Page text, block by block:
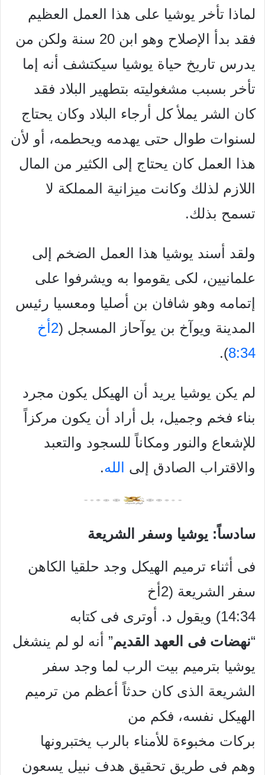
لماذا تأخر يوشيا على هذا العمل العظيم
فقد بدأ الإصلاح وهو ابن 20 سنة ولكن من
يدرس تاريخ حياة يوشيا سيكتشف أنه إما
تأخر بسبب مشغوليته بتطهير البلاد فقد
كان الشر يملأ كل أرجاء البلاد وكان يحتاج
لسنوات طوال حتى يهدمه ويحطمه، أو لأن
هذا العمل كان يحتاج إلى الكثير من المال
اللازم لذلك وكانت ميزانية المملكة لا
تسمح بذلك.
ولقد أسند يوشيا هذا العمل الضخم إلى
علمانيين، لكى يقوموا به ويشرفوا على
إتمامه وهو شافان بن أصليا ومعسيا رئيس
المدينة ويوآخ بن يوآحاز المسجل (
2أخ
8:34
).
لم يكن يوشيا يريد أن الهيكل يكون مجرد
بناء فخم وجميل، بل أراد أن يكون مركزاً
للإشعاع والنور ومكاناً للسجود والتعبد
والاقتراب الصادق إلى
الله.
سادساً: يوشيا وسفر الشريعة
فى أثناء ترميم الهيكل وجد حلقيا الكاهن
سفر الشريعة (2أخ
14:34) ويقول د. أوترى فى كتابه
“نهضات فى العهد القديم” أنه لو لم ينشغل
يوشيا بترميم بيت الرب لما وجد سفر
الشريعة الذى كان حدثاً أعظم من ترميم
الهيكل نفسه، فكم من
بركات مخبوءة للأمناء بالرب يختبرونها
وهم فى طريق تحقيق هدف نبيل يسعون